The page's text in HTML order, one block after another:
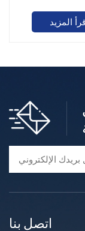
المزيد
اتصل بنا